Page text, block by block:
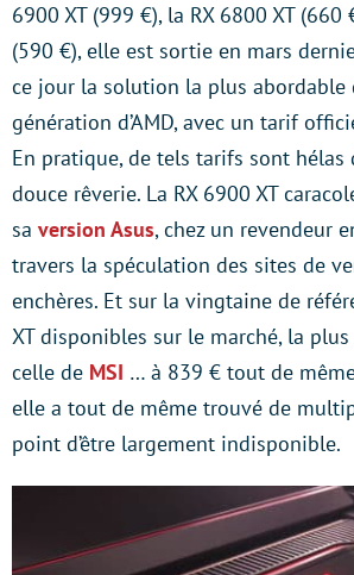
6900 XT (999 €), la RX 6800 XT (660
(590 €), elle est sortie en mars
ce jour la solution la plus abordable
génération d’AMD, avec un tarif
En pratique, de tels tarifs sont hélas
douce rêverie. La RX 6900 XT
sa version Asus, chez un revendeur
travers la spéculation des sites de
enchères. Et sur la vingtaine de
XT disponibles sur le marché, la
celle de MSI … à 839 € tout de
elle a tout de même trouvé de
point d’être largement indisponible.